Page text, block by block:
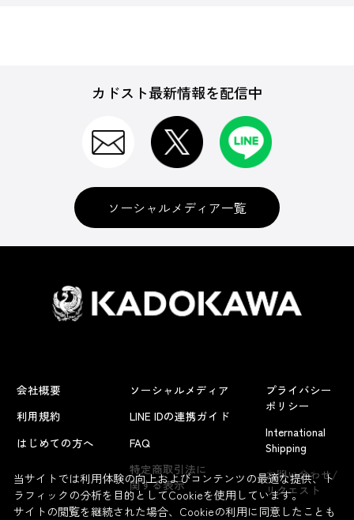
よくあるお問い合わせ
カドスト最新情報を配信中
ソーシャルメディア一覧
会社概要
利用規約
はじめての方へ
ソーシャルメディア
LINE IDの連携ガイド
FAQ
特定商取引法に
関する表示
プライバシー
ポリシー
International
Shipping
お問い合わせ/
リクエスト
当サイトでは利用体験の向上およびコンテンツの最適な提供、ト
ラフィックの分析を目的としてCookieを使用しています。
サイトの閲覧を継続された場合、Cookieの利用に同意したことも